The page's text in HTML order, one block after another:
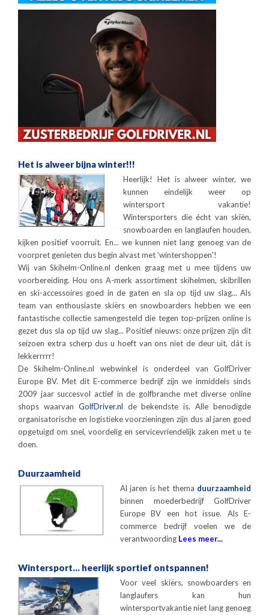
Het is alweer bijna winter!!!
Heerlijk! Het is alweer winter, we
kunnen eindelijk weer op
wintersport vakantie!
Wintersporters die écht van skiën,
snowboarden en langlaufen houden,
kijken positief voorruit. En... we kunnen niet lang genoeg van de
voorpret genieten dus begin alvast met 'wintershoppen'!
Wij van Skihelm-Online.nl denken graag met u mee tijdens uw
voorbereiding. Hou ons A-merk assortiment skihelmen, skibrillen
en ski-accessoires goed in de gaten en sla op tijd uw slag... Als
team van enthousiaste skiërs en snowboarders hebben we een
fantastische collectie samengesteld die tegen top-prijzen online is
gezet dus sla op tijd uw slag... Positief nieuws: onze prijzen zijn dit
seizoen extra scherp dus u hoeft van ons niet de deur uit, dát is
lekkerrrrr!
De Skihelm-Online.nl webwinkel is onderdeel van GolfDriver
Europe BV. Met dit E-commerce bedrijf zijn we inmiddels sinds
2009 jaar succesvol actief in de golfbranche met diverse online
shops waarvan GolfDriver.nl de bekendste is. Alle benodigde
organisatorische en logistieke voorzieningen zijn dus al jaren goed
opgetuigd om snel, voordelig en servicevriendelijk zaken met u te
doen.
Duurzaamheid
Al jaren is het thema duurzaamheid
binnen moederbedrijf GolfDriver
Europe BV een hot issue. Als E-
commerce bedrijf voelen we de
verantwoording Lees meer...
Wintersport... heerlijk sportief ontspannen!
Voor veel skiërs, snowboarders en
langlaufers kan hun
wintersportvakantie niet lang genoeg